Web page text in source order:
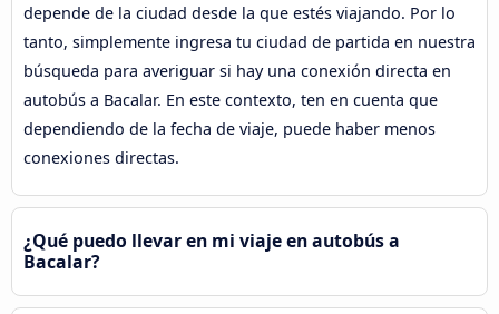
depende de la ciudad desde la que estés viajando. Por lo
tanto, simplemente ingresa tu ciudad de partida en nuestra
búsqueda para averiguar si hay una conexión directa en
autobús a Bacalar. En este contexto, ten en cuenta que
dependiendo de la fecha de viaje, puede haber menos
conexiones directas.
¿Qué puedo llevar en mi viaje en autobús a
Bacalar?